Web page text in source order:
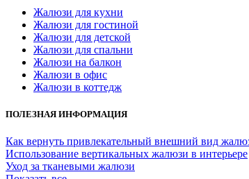
Жалюзи для кухни
Жалюзи для гостиной
Жалюзи для детской
Жалюзи для спальни
Жалюзи на балкон
Жалюзи в офис
Жалюзи в коттедж
ПОЛЕЗНАЯ ИНФОРМАЦИЯ
Как вернуть привлекательный внешний вид
Использование вертикальных жалюзи в интерьере
Уход за тканевыми жалюзи